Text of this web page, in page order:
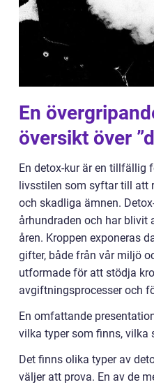
En
översikt över
En detox-kur är en tillfällig
livsstilen som syftar till att
och skadliga ämnen.
århundraden och har blivit
åren. Kroppen exponeras
gifter, både från vår miljö
utformade för att stödja
avgiftningsprocesser och
En omfattande
vilka typer som finns, vilka
Det finns olika typer av
väljer att prova. En av de